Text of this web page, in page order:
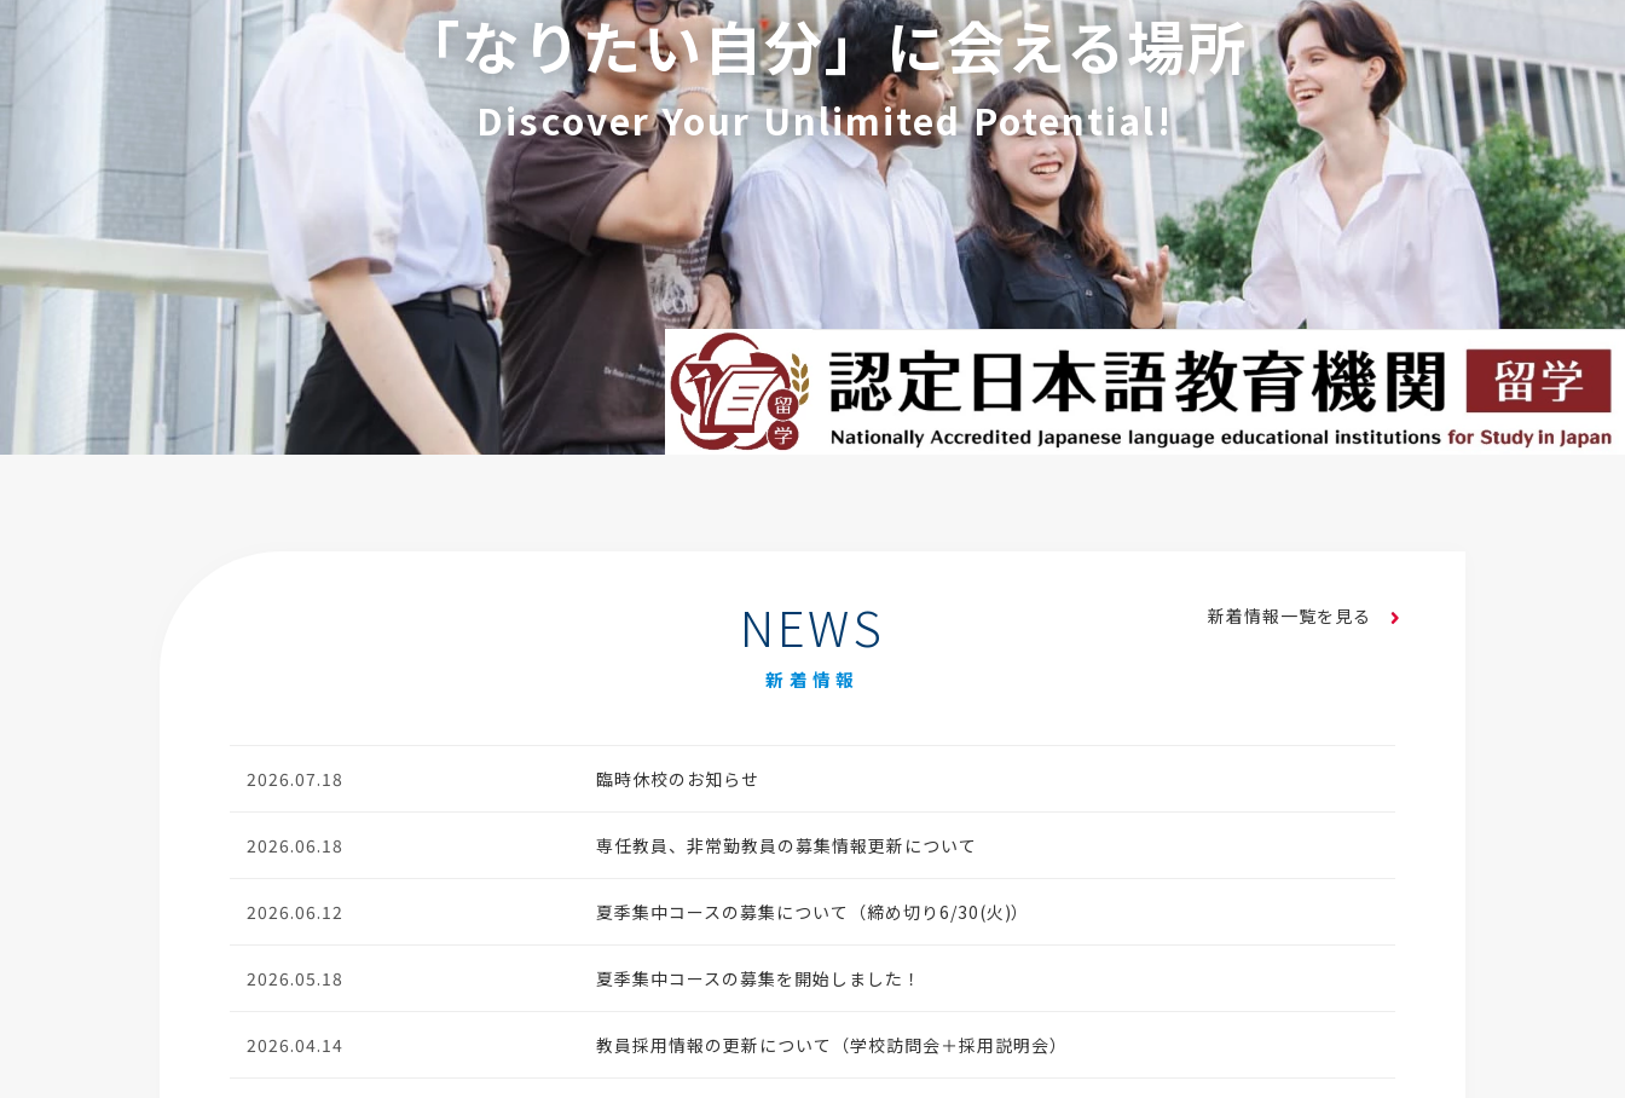
「なりたい自分」に会える場所
Discover Your Unlimited Potential!
NEWS
新着情報
2026.07.18 臨時休校のお知らせ
2026.06.18 専任教員、非常勤教員の募集情報更新について
2026.06.12 夏季集中コースの募集について（締め切り6/30(火)）
2026.05.18 夏季集中コースの募集を開始しました！
2026.04.14 教員採用情報の更新について（学校訪問会＋採用説明会）
新着情報一覧を見る